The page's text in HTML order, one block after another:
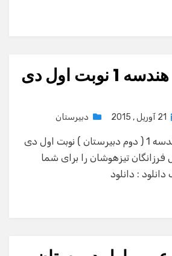
نمونه سوال هندسه 1 نوبت اول دی
21 آوریل , 2015 دبیرستان
امروز نمونه سوال هندسه 1 ( دوم دبیرستان ) نوبت اول دی
فرزانگان تیزهوشان را برای شما
: دانلود